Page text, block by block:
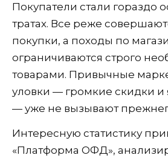
Покупатели стали гораздо
тратах. Все реже
покупки, а походы по
ограничиваются строго
товарами. Привычные
уловки — громкие скидки
— уже не вызывают
Интересную статистику
«Платформа ОФД»,